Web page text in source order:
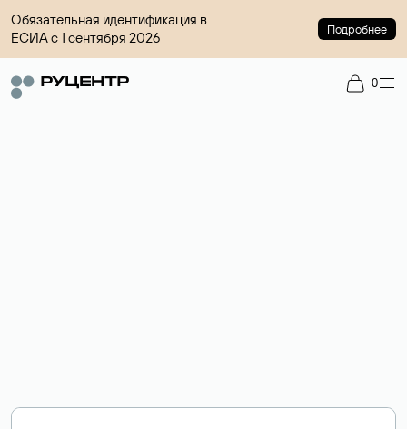
Обязательная идентификация в
ЕСИА с 1 сентября 2026
Подробнее
0